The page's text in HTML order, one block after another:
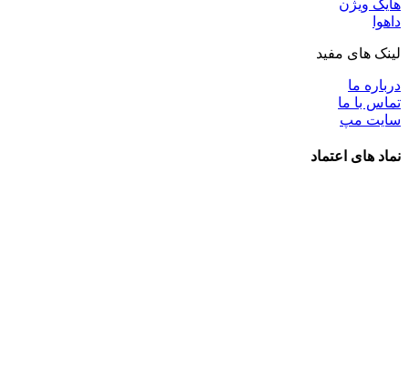
هایک ویژن
داهوا
لینک های مفید
درباره ما
تماس با ما
سایت مپ
نماد های اعتماد